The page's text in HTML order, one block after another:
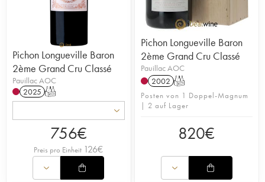
Pichon Longueville Baron
2ème Grand Cru Classé
Pauillac AOC
2025 T
756€
Preis pro Einheit 126€
Pichon Longueville Baron
2ème Grand Cru Classé
Pauillac AOC
2002 T
Posten von 1 Doppel-Magnum
| 2 auf Lager
820€